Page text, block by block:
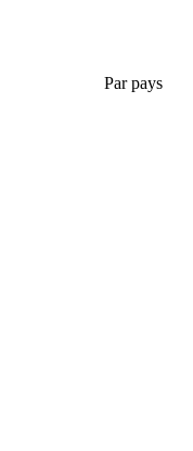
Par pays